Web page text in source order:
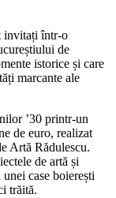
invitați într-o
de
istorice și care
marcante ale
’30 printr-un
de euro, realizat
Artă Rădulescu.
de artă și
case boierești
trăită.